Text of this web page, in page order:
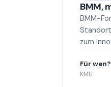
BMM,
BMM-
zum
Für wen?
KMU